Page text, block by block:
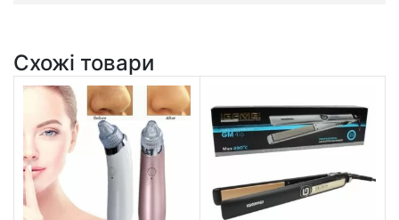
Схожі товари